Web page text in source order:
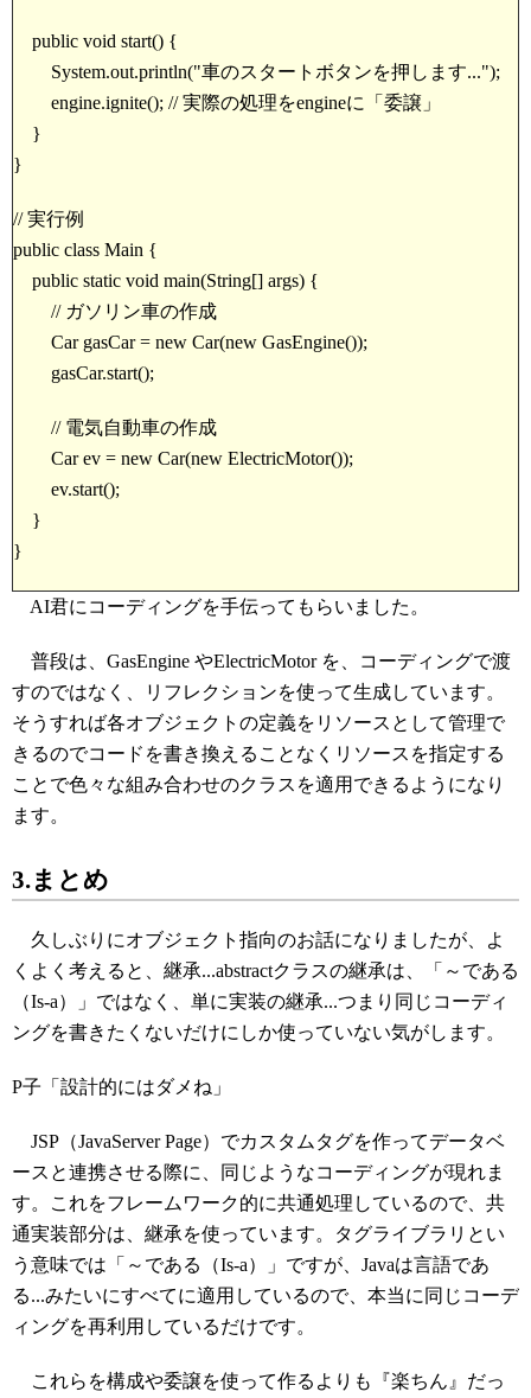
public void start() {
System.out.println("車のスタートボタンを押します...");
engine.ignite(); // 実際の処理をengineに「委譲」
}
}
// 実行例
public class Main {
public static void main(String[] args) {
// ガソリン車の作成
Car gasCar = new Car(new GasEngine());
gasCar.start();
// 電気自動車の作成
Car ev = new Car(new ElectricMotor());
ev.start();
}
}
AI君にコーディングを手伝ってもらいました。
普段は、GasEngine やElectricMotor を、コーディングで渡
すのではなく、リフレクションを使って生成しています。
そうすれば各オブジェクトの定義をリソースとして管理で
きるのでコードを書き換えることなくリソースを指定する
ことで色々な組み合わせのクラスを適用できるようになり
ます。
3.まとめ
久しぶりにオブジェクト指向のお話になりましたが、よ
くよく考えると、継承...abstractクラスの継承は、「～である
（Is-a）」ではなく、単に実装の継承...つまり同じコーディ
ングを書きたくないだけにしか使っていない気がします。
P子「設計的にはダメね」
JSP（JavaServer Page）でカスタムタグを作ってデータベ
ースと連携させる際に、同じようなコーディングが現れま
す。これをフレームワーク的に共通処理しているので、共
通実装部分は、継承を使っています。タグライブラリとい
う意味では「～である（Is-a）」ですが、Javaは言語であ
る...みたいにすべてに適用しているので、本当に同じコーデ
ィングを再利用しているだけです。
これらを構成や委譲を使って作るよりも『楽ちん』だっ